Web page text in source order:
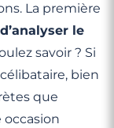
La première
d’analyser le
savoir ? Si
bien
que
occasion